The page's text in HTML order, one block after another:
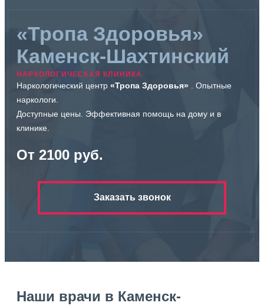
«Тропа Здоровья»
Каменск-Шахтинский
НАРКОЛОГИЧЕСКАЯ КЛИНИКА
Наркологический центр «Тропа Здоровья»
. Опытные
наркологи.
Доступные цены. Эффективная помощь на дому и в
клинике.
От 2100 руб.
Заказать звонок
Наши врачи в Каменск-